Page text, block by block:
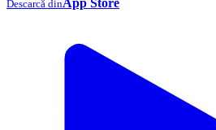
Descarcă dinApp Store